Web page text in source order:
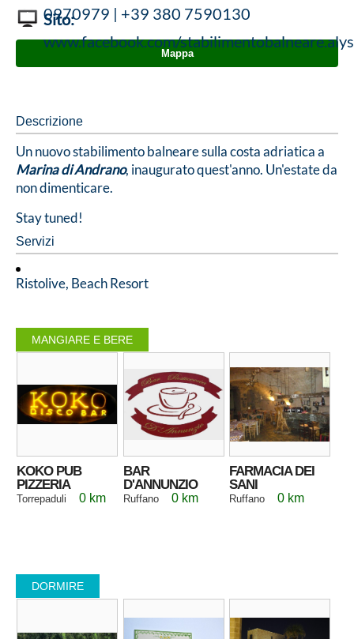
0970979 | +39 380 7590130
Sito:
www.facebook.com/
Mappa
Descrizione
Un nuovo stabilimento balneare sulla costa adriatica a
Marina di Andrano, inaugurato quest'anno. Un'estate da
non dimenticare.
Stay tuned!
Servizi
Ristolive, Beach Resort
MANGIARE E BERE
KOKO PUB
PIZZERIA
Torrepaduli 0 km
BAR
D'ANNUNZIO
Ruffano 0 km
FARMACIA DEI
SANI
Ruffano 0 km
DORMIRE